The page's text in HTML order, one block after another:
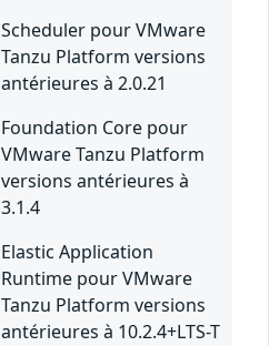
Scheduler pour VMware
Tanzu Platform versions
antérieures à 2.0.21
Foundation Core pour
VMware Tanzu Platform
versions antérieures à
3.1.4
Elastic Application
Runtime pour VMware
Tanzu Platform versions
antérieures à 10.2.4+LTS-T